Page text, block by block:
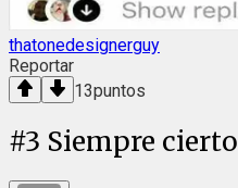
thatonedesignerguy
Reportar
13puntos
#3 Siempre cierto